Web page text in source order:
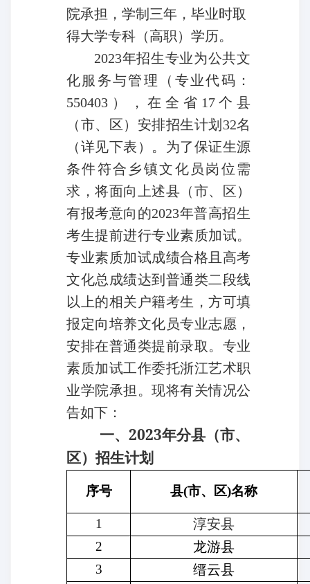
院承担，学制三年，毕业时取
得大学专科（高职）学历。
2023年招生专业为公共文
化服务与管理（专业代码：
550403），在全省17个县
（市、区）安排招生计划32名
（详见下表）。为了保证生源
条件符合乡镇文化员岗位需
求，将面向上述县（市、区）
有报考意向的2023年普高招生
考生提前进行专业素质加试。
专业素质加试成绩合格且高考
文化总成绩达到普通类二段线
以上的相关户籍考生，方可填
报定向培养文化员专业志愿，
安排在普通类提前录取。专业
素质加试工作委托浙江艺术职
业学院承担。现将有关情况公
告如下：
一、2023年分县（市、
区）招生计划
序号 县(市、区)名称
1 淳安县
2 龙游县
3 缙云县